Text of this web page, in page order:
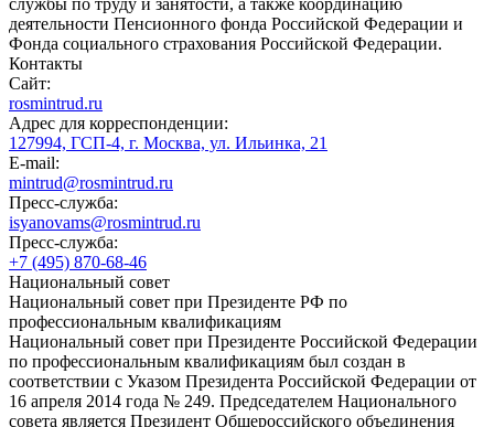
службы по труду и занятости, а также координацию
деятельности Пенсионного фонда Российской Федерации и
Фонда социального страхования Российской Федерации.
Контакты
Сайт:
rosmintrud.ru
Адрес для корреспонденции:
127994, ГСП-4, г. Москва, ул. Ильинка, 21
E-mail:
mintrud@rosmintrud.ru
Пресс-служба:
isyanovams@rosmintrud.ru
Пресс-служба:
+7 (495) 870-68-46
Национальный совет
Национальный совет при Президенте РФ по
профессиональным квалификациям
Национальный совет при Президенте Российской Федерации
по профессиональным квалификациям был создан в
соответствии с Указом Президента Российской Федерации от
16 апреля 2014 года № 249. Председателем Национального
совета является Президент Общероссийского объединения